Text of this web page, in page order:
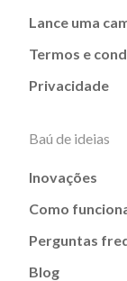
Lance uma
Termos e
Privacidade
Baú de ideias
Inovações
Como
Perguntas
Blog